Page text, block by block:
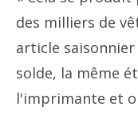
des milliers de
article
solde, la même
l'imprimante et